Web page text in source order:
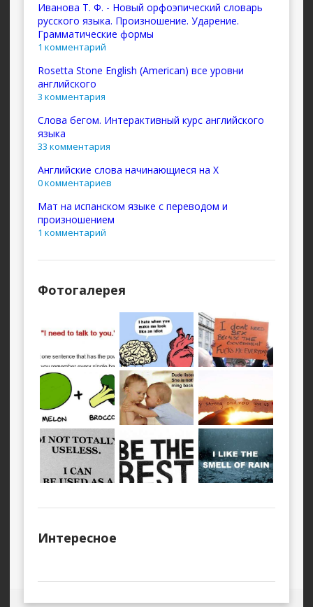
Иванова Т. Ф. - Новый орфоэпический словарь
русского языка. Произношение. Ударение.
Грамматические формы
1 комментарий
Rosetta Stone English (American) все уровни
английского
3 комментария
Слова бегом. Интерактивный курс английского
языка
33 комментария
Английские слова начинающиеся на X
0 комментариев
Мат на испанском языке с переводом и
произношением
1 комментарий
Фотогалерея
Интересное